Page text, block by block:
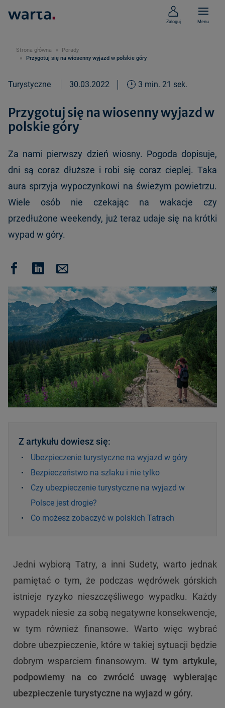
Zaloguj Menu
Strona główna
Porady
Przygotuj się na wiosenny wyjazd w polskie góry
Turystyczne 30.03.2022 3 min. 21 sek.
Przygotuj się na wiosenny wyjazd w
polskie góry
Za nami pierwszy dzień wiosny. Pogoda dopisuje,
dni są coraz dłuższe i robi się coraz cieplej. Taka
aura sprzyja wypoczynkowi na świeżym powietrzu.
Wiele osób nie czekając na wakacje czy
przedłużone weekendy, już teraz udaje się na krótki
wypad w góry.
Z artykułu dowiesz się:
Ubezpieczenie turystyczne na wyjazd w góry
Bezpieczeństwo na szlaku i nie tylko
Czy ubezpieczenie turystyczne na wyjazd w
Polsce jest drogie?
Co możesz zobaczyć w polskich Tatrach
Jedni wybiorą Tatry, a inni Sudety, warto jednak
pamiętać o tym, że podczas wędrówek górskich
istnieje ryzyko nieszczęśliwego wypadku. Każdy
wypadek niesie za sobą negatywne konsekwencje,
w tym również finansowe. Warto więc wybrać
dobre ubezpieczenie, które w takiej sytuacji będzie
dobrym wsparciem finansowym. W tym artykule,
podpowiemy na co zwrócić uwagę wybierając
ubezpieczenie turystyczne na wyjazd w góry.